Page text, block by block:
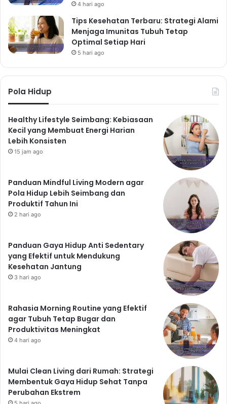
4 hari ago
Tips Kesehatan Terbaru: Strategi Alami
Menjaga Imunitas Tubuh Tetap
Optimal Setiap Hari
5 hari ago
Pola Hidup
Healthy Lifestyle Seimbang: Kebiasaan
Kecil yang Membuat Energi Harian
Lebih Konsisten
15 jam ago
Panduan Mindful Living Modern agar
Pola Hidup Lebih Seimbang dan
Produktif Tahun Ini
2 hari ago
Panduan Gaya Hidup Anti Sedentary
yang Efektif untuk Mendukung
Kesehatan Jantung
3 hari ago
Rahasia Morning Routine yang Efektif
agar Tubuh Tetap Bugar dan
Produktivitas Meningkat
4 hari ago
Mulai Clean Living dari Rumah: Strategi
Membentuk Gaya Hidup Sehat Tanpa
Perubahan Ekstrem